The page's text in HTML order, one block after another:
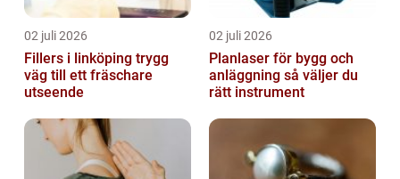
02 juli 2026
Fillers i linköping trygg
väg till ett fräschare
utseende
02 juli 2026
Planlaser för bygg och
anläggning så väljer du
rätt instrument